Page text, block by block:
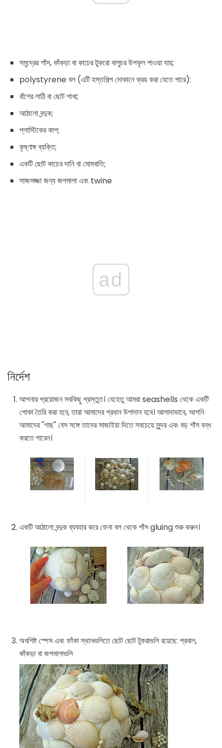
সমুদ্রের শাঁস, কাঁকড়া বা কাচের টুকরো বালুচর উপকূল পাওয়া যায়;
polystyrene বল (এটি হস্তশিল্প দোকানে ক্রয় করা যেতে পারে):
বাঁশের লাঠি বা ছোট শাখা;
আঠালো বন্দুক;
প্লাস্টিকের কাপ;
কৃষ্ণাঙ্গ ব্যক্তি;
একটি ছোট কাচের দানি বা মোমবাতি;
সাজসজ্জা জন্য জপমালা এবং twine
ad
নির্দেশ
আপনার প্রয়োজন সবকিছু প্রস্তুত। যেহেতু আমরা seashells থেকে একটি
পোকা তৈরি করা হবে, তারা আমাদের প্রধান উপাদান হবে। আলাদাভাবে, আপনি
আমাদের "গাছ" বেস সঙ্গে তাদের সাজাইয়া দিতে সবচেয়ে সুন্দর এবং বড় শাঁস বন্ধ
করতে পারেন।
একটি আঠালো বন্দুক ব্যবহার করে ফেনা বল থেকে শাঁস gluing শুরু করুন।
অবশিষ্ট স্পেস এবং ফাঁকা স্থানগুলিতে ছোট ছোট টুকরাগুলি রয়েছে: প্রবাল,
কাঁকড়া বা জপমালাগুলি